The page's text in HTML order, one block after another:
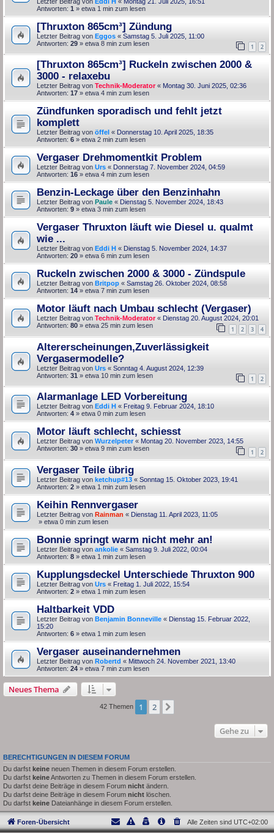
Antworten: 1 » etwa 1 min zum lesen
[Thruxton 865cm³] Zündung
Letzter Beitrag von Eggos « Samstag 5. Juli 2025, 11:00
Antworten: 29 1 2
» etwa 8 min zum lesen
[Thruxton 865cm³] Ruckeln zwischen 2000 &
3000 - relaxebu
Letzter Beitrag von Technik-Moderator« Montag 30. Juni 2025, 02:36
Antworten: 17 » etwa 4 min zum lesen
Zündfunken sporadisch und fehlt jetzt
komplett
Letzter Beitrag von öffel « Donnerstag 10. April 2025, 18:35
Antworten: 6 » etwa 2 min zum lesen
Vergaser Drehmomentkit Problem
Letzter Beitrag von Urs « Donnerstag 7. November 2024, 04:59
Antworten: 16 » etwa 4 min zum lesen
Benzin-Leckage über den Benzinhahn
Letzter Beitrag von Paule « Dienstag 5. November 2024, 18:43
Antworten: 9 » etwa 3 min zum lesen
Vergaser Thruxton läuft wie Diesel u. qualmt
wie ...
Letzter Beitrag von Eddi H « Dienstag 5. November 2024, 14:37
Antworten: 20 » etwa 6 min zum lesen
Ruckeln zwischen 2000 & 3000 - Zündspule
Letzter Beitrag von Britpop « Samstag 26. Oktober 2024, 08:58
Antworten: 14 » etwa 7 min zum lesen
Motor läuft nach Umbau schlecht (Vergaser)
Letzter Beitrag von Technik-Moderator« Dienstag 20. August 2024, 20:01
Antworten: 80 1 2 3 4
» etwa 25 min zum lesen
Altererscheinungen,Zuverlässigkeit
Vergasermodelle?
Letzter Beitrag von Urs « Sonntag 4. August 2024, 12:39
Antworten: 31 1 2
» etwa 10 min zum lesen
Alarmanlage LED Vorbereitung
Letzter Beitrag von Eddi H « Freitag 9. Februar 2024, 18:10
Antworten: 4 » etwa 0 min zum lesen
Motor läuft schlecht, schiesst
Letzter Beitrag von Wurzelpeter« Montag 20. November 2023, 14:55
Antworten: 30 1 2
» etwa 9 min zum lesen
Vergaser Teile übrig
Letzter Beitrag von ketchup#13 « Sonntag 15. Oktober 2023, 19:41
Antworten: 2 » etwa 1 min zum lesen
Keihin Rennvergaser
Letzter Beitrag von Rainman « Dienstag 11. April 2023, 11:05
» etwa 0 min zum lesen
Bonnie springt warm nicht mehr an!
Letzter Beitrag von ankolie « Samstag 9. Juli 2022, 00:04
Antworten: 8 » etwa 1 min zum lesen
Kupplungsdeckel Unterschiede Thruxton 900
Letzter Beitrag von Urs « Freitag 1. Juli 2022, 15:54
Antworten: 2 » etwa 1 min zum lesen
Haltbarkeit VDD
Letzter Beitrag von Benjamin Bonneville « Dienstag 15. Februar 2022,
15:20
Antworten: 6 » etwa 1 min zum lesen
Vergaser auseinandernehmen
Letzter Beitrag von Robertd « Mittwoch 24. November 2021, 13:40
Antworten: 24 » etwa 7 min zum lesen
Neues Thema
42 Themen 1 2
Gehe zu
BERECHTIGUNGEN IN DIESEM FORUM
Du darfst keine neuen Themen in diesem Forum erstellen.
Du darfst keineAntworten zu Themen in diesem Forum erstellen.
Du darfst deine Beiträge in diesem Forum nicht ändern.
Du darfst deine Beiträge in diesem Forum nicht löschen.
Du darfst keine Dateianhänge in diesem Forum erstellen.
Foren-Übersicht Alle Zeiten sind UTC+02:00